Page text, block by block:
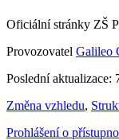
Oficiální stránky ZŠ
Provozovatel Galileo
Poslední aktualizace:
Změna vzhledu,
Prohlášení o